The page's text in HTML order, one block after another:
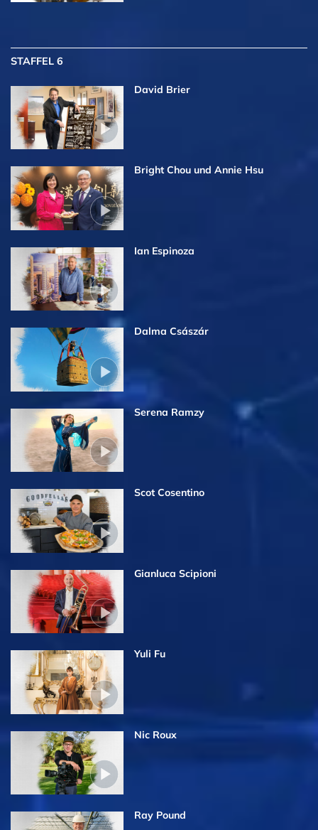
STAFFEL 6
David Brier
Bright Chou und Annie Hsu
Ian Espinoza
Dalma Császár
Serena Ramzy
Scot Cosentino
Gianluca Scipioni
Yuli Fu
Nic Roux
Ray Pound